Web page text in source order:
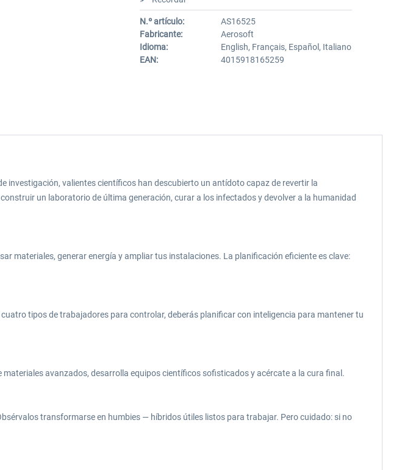
N.º artículo:
AS16525
Fabricante:
Aerosoft
Idioma:
English, Français, Español, Italiano
EAN:
4015918165259
investigación, valientes científicos han descubierto un antídoto capaz de revertir la
un laboratorio de última generación, curar a los infectados y devolver a la humanidad
materiales, generar energía y ampliar tus instalaciones. La planificación eficiente es clave:
tipos de trabajadores para controlar, deberás planificar con inteligencia para mantener tu
avanzados, desarrolla equipos científicos sofisticados y acércate a la cura final.
transformarse en humbies — híbridos útiles listos para trabajar. Pero cuidado: si no